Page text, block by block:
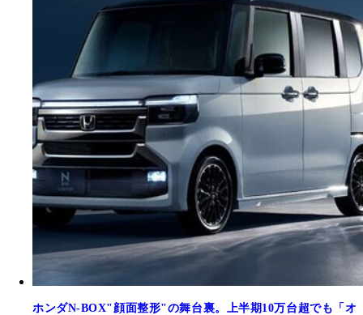
ホンダN-BOX"顔面整形"の舞台裏。上半期10万台超でも「オ